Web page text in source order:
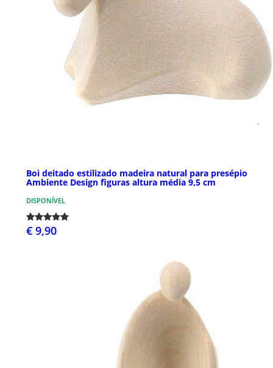
Boi deitado estilizado madeira natural para presépio
Ambiente Design figuras altura média 9,5 cm
DISPONÍVEL
€ 9,90